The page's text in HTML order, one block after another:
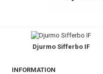
KONTAKT
Djurmo Sifferbo IF
INFORMATION